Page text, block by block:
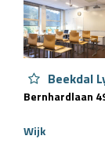
Beekdal
Bernhardlaan
Wijk